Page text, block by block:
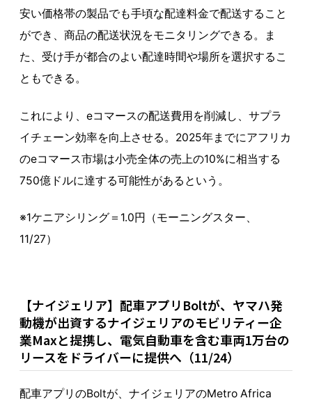
安い価格帯の製品でも手頃な配達料金で配送すること
ができ、商品の配送状況をモニタリングできる。ま
た、受け手が都合のよい配達時間や場所を選択するこ
ともできる。
これにより、eコマースの配送費用を削減し、サプラ
イチェーン効率を向上させる。2025年までにアフリカ
のeコマース市場は小売全体の売上の10%に相当する
750億ドルに達する可能性があるという。
※1ケニアシリング＝1.0円（モーニングスター、
11/27）
【ナイジェリア】配車アプリBoltが、ヤマハ発
動機が出資するナイジェリアのモビリティー企
業Maxと提携し、電気自動車を含む車両1万台の
リースをドライバーに提供へ（11/24）
配車アプリのBoltが、ナイジェリアのMetro Africa